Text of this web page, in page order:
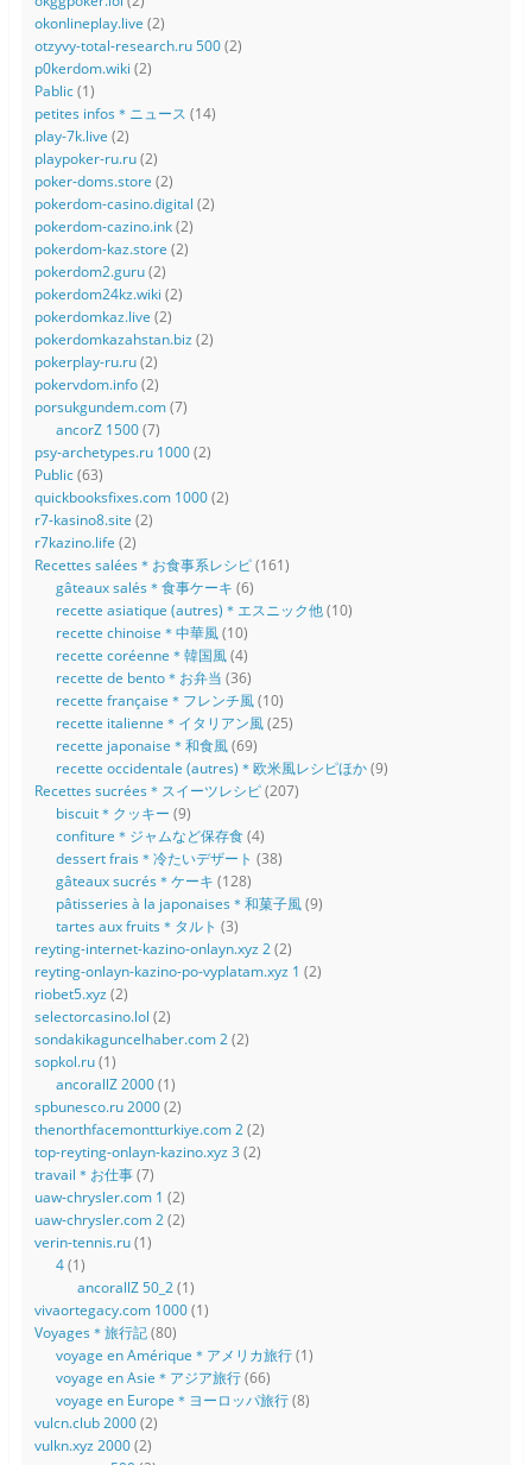
okonlineplay.live (2)
otzyvy-total-research.ru 500(2)
p0kerdom.wiki (2)
Pablic(1)
petites infos＊ニュース (14)
play-7k.live (2)
playpoker-ru.ru(2)
poker-doms.store (2)
pokerdom-casino.digital (2)
pokerdom-cazino.ink(2)
pokerdom-kaz.store (2)
pokerdom2.guru(2)
pokerdom24kz.wiki (2)
pokerdomkaz.live (2)
pokerdomkazahstan.biz (2)
pokerplay-ru.ru(2)
pokervdom.info(2)
porsukgundem.com(7)
ancorZ 1500(7)
psy-archetypes.ru 1000(2)
Public(63)
quickbooksfixes.com 1000(2)
r7-kasino8.site (2)
r7kazino.life (2)
Recettes salées＊お食事系レシピ(161)
gâteaux salés＊食事ケーキ (6)
recette asiatique (autres)＊エスニック他(10)
recette chinoise＊中華風(10)
recette coréenne＊韓国風(4)
recette de bento＊お弁当 (36)
recette française＊フレンチ風(10)
recette italienne＊イタリアン風(25)
recette japonaise＊和食風(69)
recette occidentale (autres)＊欧米風レシピほか(9)
Recettes sucrées＊スイーツレシピ(207)
biscuit＊クッキー (9)
confiture＊ジャムなど保存食(4)
dessert frais＊冷たいデザート (38)
gâteaux sucrés＊ケーキ (128)
pâtisseries à la japonaises＊和菓子風(9)
tartes aux fruits＊タルト (3)
reyting-internet-kazino-onlayn.xyz 2(2)
reyting-onlayn-kazino-po-vyplatam.xyz 1 (2)
riobet5.xyz (2)
selectorcasino.lol (2)
sondakikaguncelhaber.com 2(2)
sopkol.ru(1)
ancorallZ 2000(1)
spbunesco.ru 2000(2)
thenorthfacemontturkiye.com 2(2)
top-reyting-onlayn-kazino.xyz 3 (2)
travail＊お仕事(7)
uaw-chrysler.com 1 (2)
uaw-chrysler.com 2(2)
verin-tennis.ru(1)
4(1)
ancorallZ 50_2(1)
vivaortegacy.com 1000(1)
Voyages＊旅行記(80)
voyage en Amérique＊アメリカ旅行(1)
voyage en Asie＊アジア旅行(66)
voyage en Europe＊ヨーロッパ旅行(8)
vulcn.club 2000(2)
vulkn.xyz 2000(2)